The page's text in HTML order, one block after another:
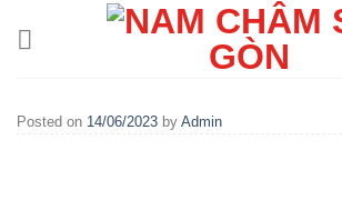
Posted on 14/06/2023 by Admin